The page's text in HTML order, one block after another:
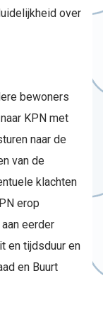
over
bewoners
KPN met
naar de
van de
klachten
erop
eerder
en tijdsduur en
en Buurt